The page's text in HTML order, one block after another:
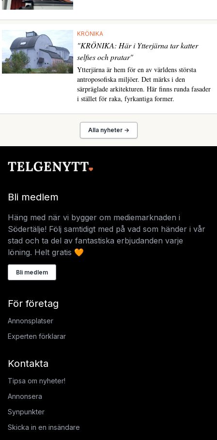
KRÖNIKA
"KRÖNIKA: Här i Ytterjärna tar katter
selfies och pratar"
Ytterjärna är hem för en av världens största
antroposofiska miljöer. Det märks i den
särpräglade arkitekturen. Här finns runda fasader
i stället för raka, fyrkantiga former.
Alla nyheter →
Bli medlem
Häng med när vi bygger om mediemarknaden i
Södertälje! Följ samtidigt med på vad som händer i vår
stad och ta del av fantastiska erbjudanden varje
löning. Helt gratis 🧡
Bli medlem
För företag
Annonsplatser
Experten förklarar
Kontakta
Tipsa om nyheter!
Annonsera
Synpunkter
Skicka in en insändare